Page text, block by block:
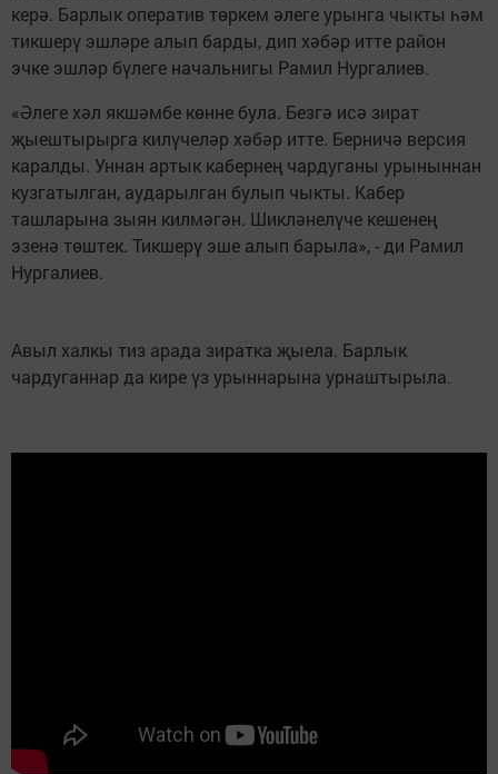
керә. Барлык оператив төркем әлеге урынга чыкты һәм
тикшерү эшләре алып барды, дип хәбәр итте район
эчке эшләр бүлеге начальнигы Рамил Нургалиев.
«Әлеге хәл якшәмбе көнне була. Безгә исә зират
җыештырырга килүчеләр хәбәр итте. Берничә версия
каралды. Уннан артык кабернең чардуганы урыныннан
кузгатылган, аударылган булып чыкты. Кабер
ташларына зыян килмәгән. Шикләнелүче кешенең
эзенә төштек. Тикшерү эше алып барыла», - ди Рамил
Нургалиев.
Авыл халкы тиз арада зиратка җыела. Барлык
чардуганнар да кире үз урыннарына урнаштырыла.